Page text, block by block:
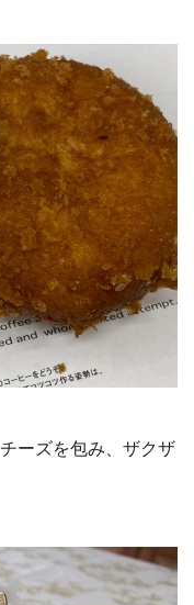
ーズを包み、ザクザ